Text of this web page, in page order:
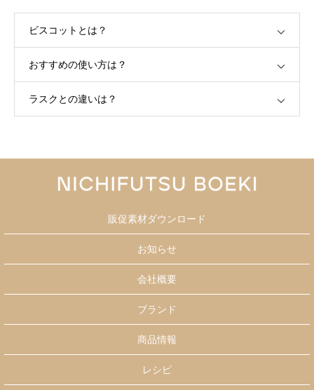
ビスコットとは？
おすすめの使い方は？
ラスクとの違いは？
販促素材ダウンロード
お知らせ
会社概要
ブランド
商品情報
レシピ